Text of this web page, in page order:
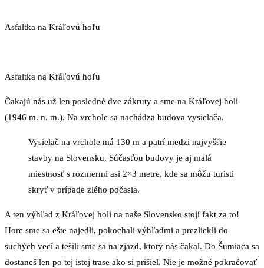
Asfaltka na Kráľovú hoľu
Asfaltka na Kráľovú hoľu
Čakajú nás už len posledné dve zákruty a sme na Kráľovej holi
(1946 m. n. m.). Na vrchole sa nachádza budova vysielača.
Vysielač na vrchole má 130 m a patrí medzi najvyššie
stavby na Slovensku. Súčasťou budovy je aj malá
miestnosť s rozmermi asi 2×3 metre, kde sa môžu turisti
skryť v prípade zlého počasia.
A ten výhľad z Kráľovej holi na naše Slovensko stojí fakt za to!
Hore sme sa ešte najedli, pokochali výhľadmi a prezliekli do
suchých vecí a tešili sme sa na zjazd, ktorý nás čakal. Do Šumiaca sa
dostaneš len po tej istej trase ako si prišiel. Nie je možné pokračovať